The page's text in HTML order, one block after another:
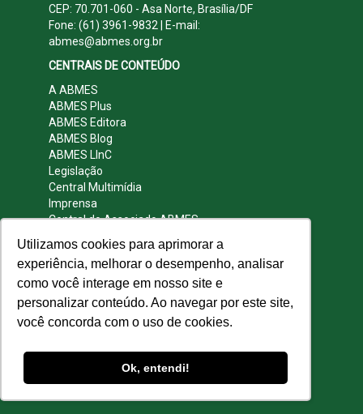
Utilizamos cookies para aprimorar a
experiência, melhorar o desempenho, analisar
como você interage em nosso site e
personalizar conteúdo. Ao navegar por este site,
você concorda com o uso de cookies.
Ok, entendi!
CEP: 70.701-060 - Asa Norte, Brasília/DF
Fone: (61) 3961-9832 | E-mail:
abmes@abmes.org.br
CENTRAIS DE CONTEÚDO
A ABMES
ABMES Plus
ABMES Editora
ABMES Blog
ABMES LInC
Legislação
Central Multimídia
Imprensa
Central do Associado ABMES
REDES SOCIAIS
reservados.